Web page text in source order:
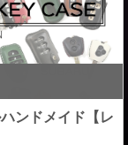
ンドメイド【レ